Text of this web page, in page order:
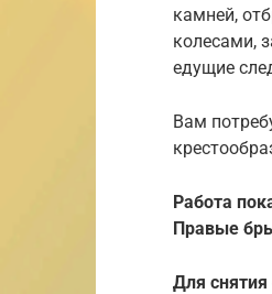
камней,
колесами,
едущие
Вам
Работа
Правые
Для снятия